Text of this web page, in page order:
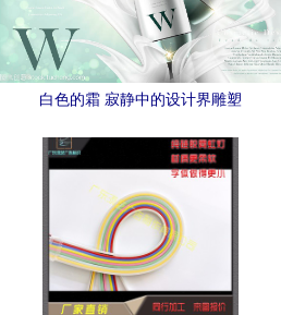
白色的霜 寂静中的设计界雕塑